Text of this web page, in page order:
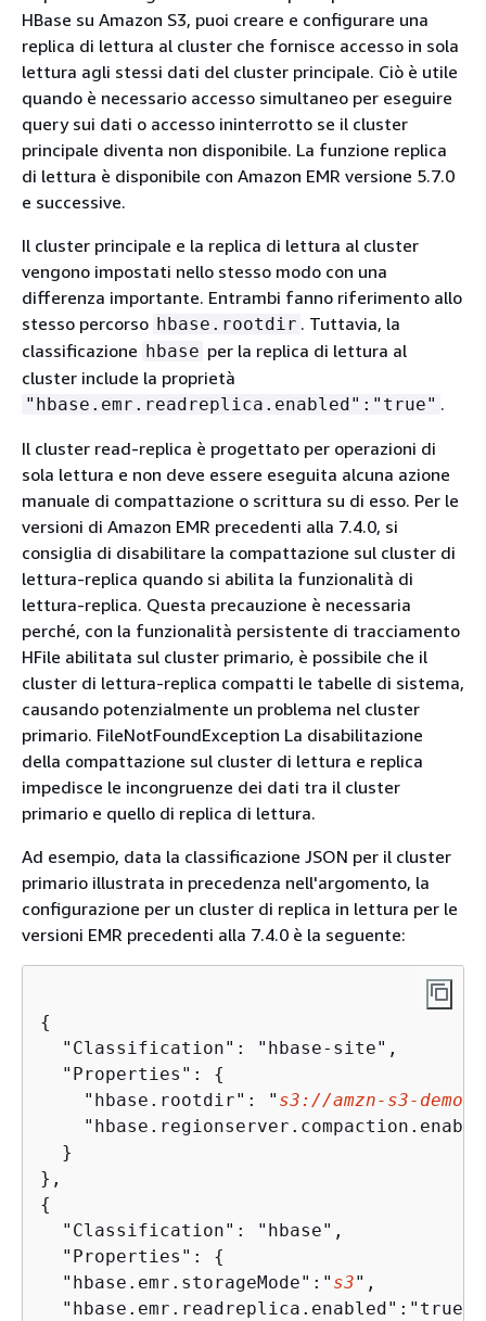
HBase su Amazon S3, puoi creare e configurare una
replica di lettura al cluster che fornisce accesso in sola
lettura agli stessi dati del cluster principale. Ciò è utile
quando è necessario accesso simultaneo per eseguire
query sui dati o accesso ininterrotto se il cluster
principale diventa non disponibile. La funzione replica
di lettura è disponibile con Amazon EMR versione 5.7.0
e successive.
Il cluster principale e la replica di lettura al cluster
vengono impostati nello stesso modo con una
differenza importante. Entrambi fanno riferimento allo
stesso percorso hbase.rootdir . Tuttavia, la
classificazione hbase per la replica di lettura al
cluster include la proprietà
"hbase.emr.readreplica.enabled":"true" .
Il cluster read-replica è progettato per operazioni di
sola lettura e non deve essere eseguita alcuna azione
manuale di compattazione o scrittura su di esso. Per le
versioni di Amazon EMR precedenti alla 7.4.0, si
consiglia di disabilitare la compattazione sul cluster di
lettura-replica quando si abilita la funzionalità di
lettura-replica. Questa precauzione è necessaria
perché, con la funzionalità persistente di tracciamento
HFile abilitata sul cluster primario, è possibile che il
cluster di lettura-replica compatti le tabelle di sistema,
causando potenzialmente un problema nel cluster
primario. FileNotFoundException La disabilitazione
della compattazione sul cluster di lettura e replica
impedisce le incongruenze dei dati tra il cluster
primario e quello di replica di lettura.
Ad esempio, data la classificazione JSON per il cluster
primario illustrata in precedenza nell'argomento, la
configurazione per un cluster di replica in lettura per le
versioni EMR precedenti alla 7.4.0 è la seguente:
{
  "Classification": "hbase-site",
  "Properties":
{
    "hbase.rootdir": "
s3://amzn-s3-
  }
{
  "Classification": "hbase",
  "Properties":
{
  "hbase.emr.storageMode":"
s3",
  "hbase.emr.readreplica.enabled":"true"